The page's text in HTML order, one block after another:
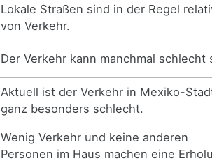
Lokale Straßen sind in der Regel
von Verkehr.
Der Verkehr kann manchmal schlecht
Aktuell ist der Verkehr in Mexiko-
ganz besonders schlecht.
Wenig Verkehr und keine anderen
Personen im Haus machen eine